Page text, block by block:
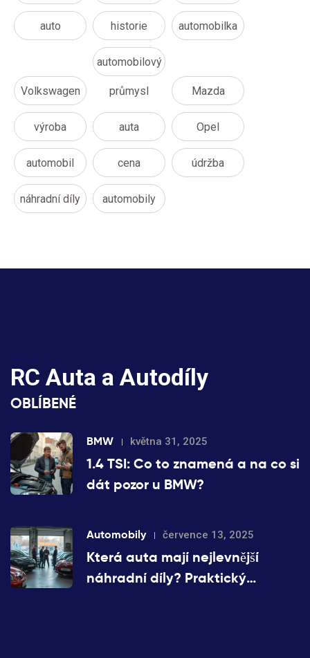
auto historie automobilka
Volkswagen
automobilový
průmysl Mazda
výroba auta Opel
automobil cena údržba
náhradní díly automobily
RC Auta a Autodíly
OBLÍBENÉ
BMW května 31, 2025
1.4 TSI: Co to znamená a na co si
dát pozor u BMW?
Automobily července 13, 2025
Která auta mají nejlevnější
náhradní díly? Praktický